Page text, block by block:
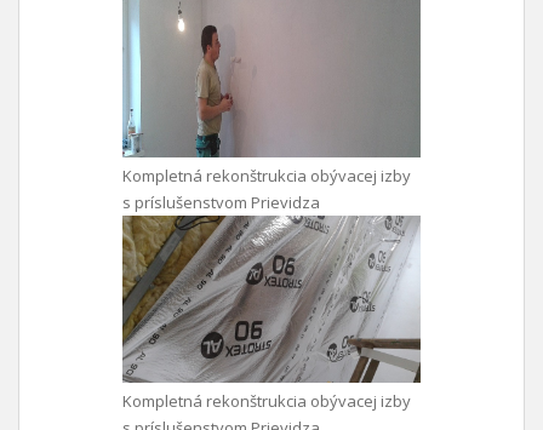
Kompletná rekonštrukcia obývacej izby
s príslušenstvom Prievidza
Kompletná rekonštrukcia obývacej izby